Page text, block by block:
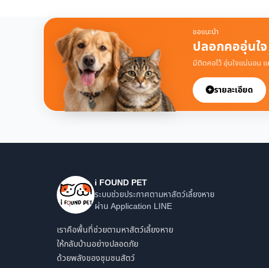
ขอแนะนำ
ปลอกคออุ่นใจ
มีติดคอไว้ อุ่นใจแน่นอน
รายละเอียด
i FOUND PET
ระบบช่วยประกาศตามหาสัตว์เลี้ยงหาย
ผ่าน Application LINE
เราคือพื้นที่ช่วยตามหาสัตว์เลี้ยงหาย
ให้กลับบ้านอย่างปลอดภัย
ด้วยพลังของชุมชนสัตว์